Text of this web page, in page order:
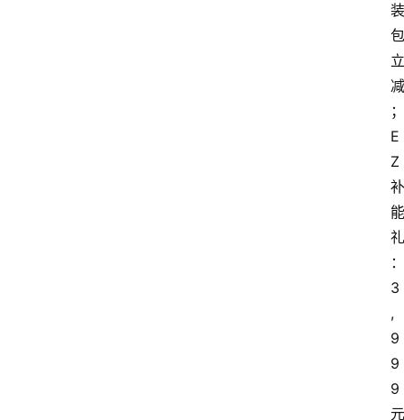
装
包
立
减
；
E
Z
补
能
礼
：
3
,
9
9
9
元